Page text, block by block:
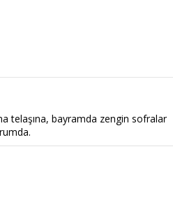
telaşına, bayramda zengin sofralar